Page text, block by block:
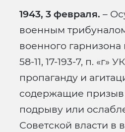
1943, 3 февраля. –
военным
военного гарнизона
58-11, 17-193-7, п. «г»
пропаганду и
содержащие
подрыву или
Советской власти в